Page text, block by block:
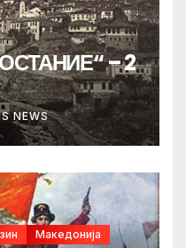
– 2
NEWS
Македонија